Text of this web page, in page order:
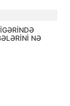
NƏ